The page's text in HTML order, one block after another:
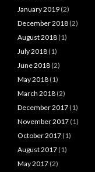
January 2019 (2)
December 2018 (2)
August 2018 (1)
July 2018 (1)
June 2018 (2)
May 2018 (1)
March 2018 (2)
December 2017 (1)
November 2017 (1)
October 2017 (1)
August 2017 (1)
May 2017 (2)